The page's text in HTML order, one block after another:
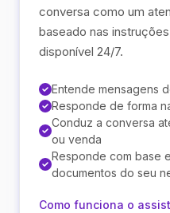
conversa como um
baseado nas
disponível 24/7.
Entende mensagens
Responde de forma
Conduz a conversa
ou venda
Responde com base
documentos do seu
Como funciona o